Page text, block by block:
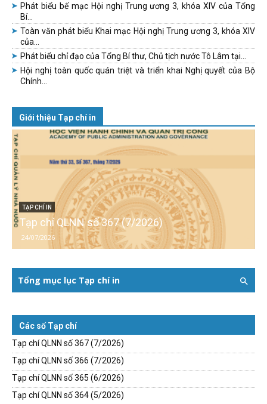
Phát biểu bế mạc Hội nghị Trung ương 3, khóa XIV của Tổng
Bí...
Toàn văn phát biểu Khai mạc Hội nghị Trung ương 3, khóa XIV
của...
Phát biểu chỉ đạo của Tổng Bí thư, Chủ tịch nước Tô Lâm tại...
Hội nghị toàn quốc quán triệt và triển khai Nghị quyết của Bộ
Chính...
Giới thiệu Tạp chí in
TẠP CHÍ IN
Tạp chí QLNN số 367 (7/2026)
24/07/2026
Tổng mục lục Tạp chí in
Các số Tạp chí
Tạp chí QLNN số 367 (7/2026)
Tạp chí QLNN số 366 (7/2026)
Tạp chí QLNN số 365 (6/2026)
Tạp chí QLNN số 364 (5/2026)